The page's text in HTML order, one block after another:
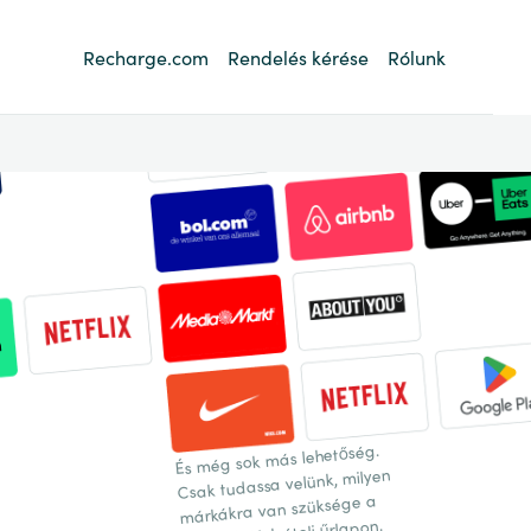
Recharge.com Rendelés kérése Rólunk
És még sok más lehetőség.
Csak tudassa velünk, milyen
márkákra van szüksége a